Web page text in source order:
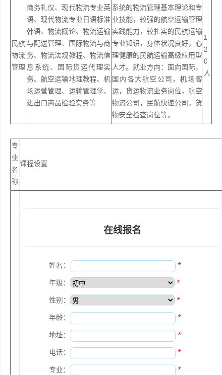
民航
物流
管理
商务礼仪、现代物流专业英
语、现代物流专业日语标准
韩语、物流概论、物流运输
与配送管理、国际物流与商
务、物流法规教程、物流信
息系统、国际货运代理实
务、航空运输地理教程、机
场运营管理、运输管理学、
进出口商品检验实务等
系统的物流管理基本理论和专
业技能，较强的航空运输管理
实践能力，较扎实的民航运输
专业知识，身体状况良好，心
理健康的民航运输高级应用型
人才。就业方向：面向国际，
国内各大航空公司，机场客
运，货运物流业务岗位，航空
物流公司，民航快递公司，货
物安全检查岗位等。
1
2
0
人
专
业
名
称
课程设置
在线报名
姓名： *
年级： *
性别： *
年龄： *
地址： *
电话： *
专业： *